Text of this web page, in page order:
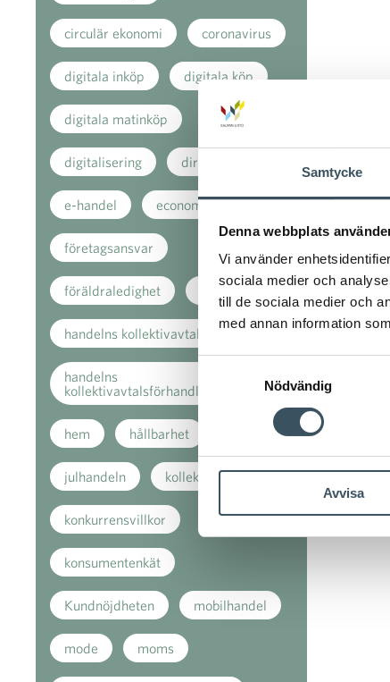
Samtycke
Denna webbplats
Vi använder
sociala medier och
till de sociala medier och
med annan information
Samtyckesval
Nödvändig
Avvisa
circulär ekonomi coronavirus
digitala inköp digitala köp
digitala matinköp
digitalisering direkt stöd
e-handel economi
företagsansvar
föräldraledighet handeln
handelns kollektivavtal
handelns
kollektivavtalsförhandlingar
hem hållbarhet
julhandeln kollektivavtal
konkurrensvillkor
konsumentenkät
Kundnöjdheten mobilhandel
mode moms